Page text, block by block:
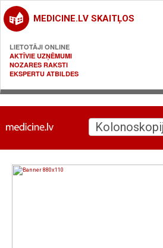
MEDICINE.LV SKAITĻOS
LIETOTĀJI ONLINE
AKTĪVIE UZŅĒMUMI
NOZARES RAKSTI
EKSPERTU ATBILDES